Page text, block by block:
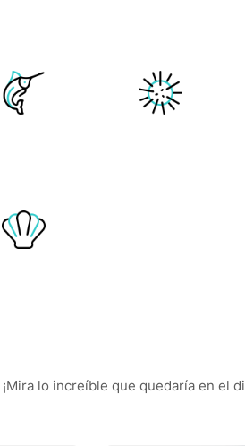
lo increíble que quedaría en el